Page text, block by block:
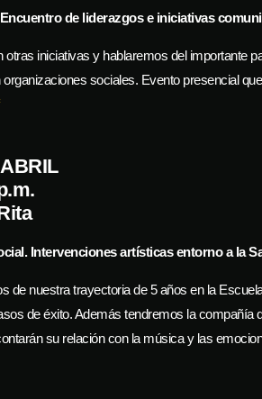
de liderazgos e iniciativas
iniciativas y hablaremos del importante
sociales. Evento presencial
Intervenciones artísticas entorno a la
de nuestra trayectoria de 5 años en la
de éxito. Además tendremos la compañía
su relación con la música y las